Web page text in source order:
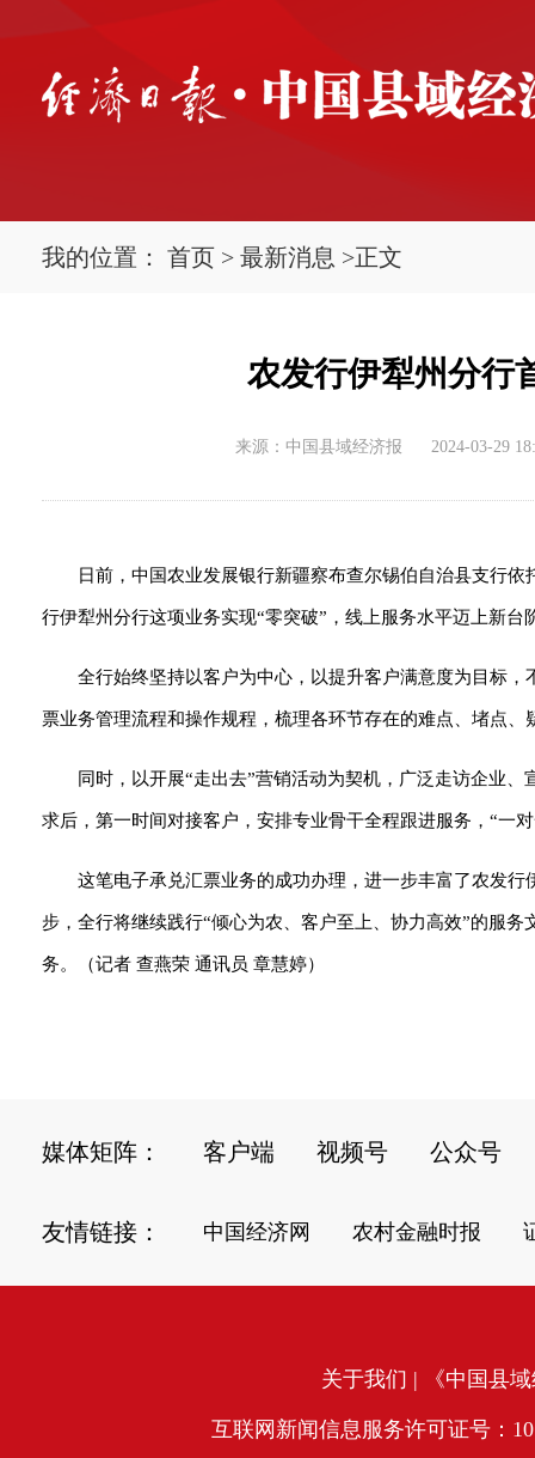
我的位置： 首页 > 最新消息 >正文
农发行伊犁州分行
来源：中国县域经济报 2024-03-29
日前，中国农业发展银行新疆察布查尔锡伯自治县支行
行伊犁州分行这项业务实现“零突破”，线上服务水平迈上新台
全行始终坚持以客户为中心，以提升客户满意度为目标
票业务管理流程和操作规程，梳理各环节存在的难点、堵点
同时，以开展“走出去”营销活动为契机，广泛走访企业
求后，第一时间对接客户，安排专业骨干全程跟进服务，“一
这笔电子承兑汇票业务的成功办理，进一步丰富了农发
步，全行将继续践行“倾心为农、客户至上、协力高效”的服
务。（记者 查燕荣 通讯员 章慧婷）
媒体矩阵： 客户端 视频号 公众号
友情链接： 中国经济网 农村金融时报
关于我们 | 《中国县
互联网新闻信息服务许可证号：